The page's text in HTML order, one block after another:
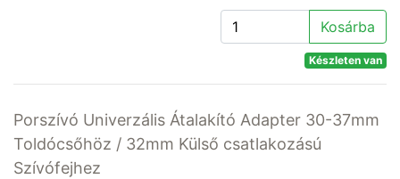
Kosárba
Készleten van
Porszívó Univerzális Átalakító Adapter 30-37mm
Toldócsőhöz / 32mm Külső csatlakozású
Szívófejhez